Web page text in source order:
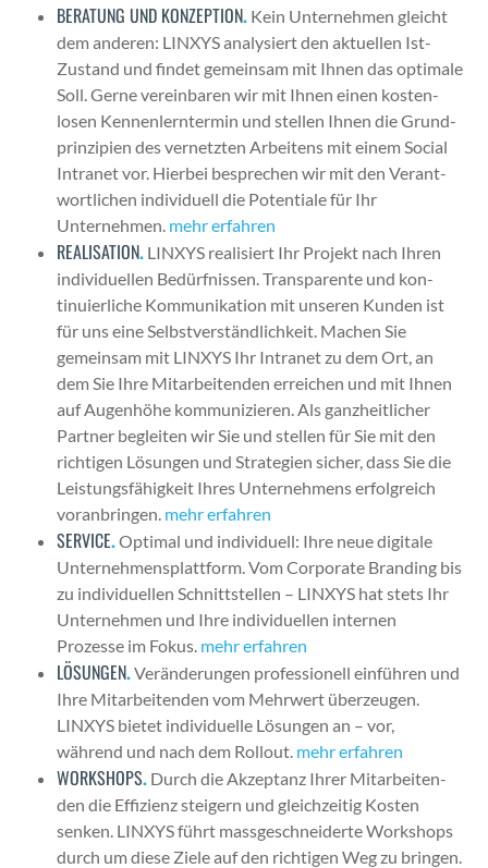
BERATUNG UND KONZEPTION. Kein Unternehmen gle­icht
dem anderen: LINXYS analysiert den aktuellen Ist-
Zus­tand und find­et gemein­sam mit Ihnen das opti­male
Soll. Gerne vere­in­baren wir mit Ihnen einen kosten­
losen Ken­nen­lern­ter­min und stellen Ihnen die Grund­
prinzip­i­en des ver­net­zten Arbeit­ens mit einem Social
Intranet vor. Hier­bei besprechen wir mit den Ver­ant­
wortlichen indi­vidu­ell die Poten­tiale für Ihr
Unternehmen. mehr erfahren
REALISATION. LINXYS real­isiert Ihr Pro­jekt nach Ihren
indi­vidu­ellen Bedürfnis­sen. Trans­par­ente und kon­
tinuier­liche Kom­mu­nika­tion mit unseren Kun­den ist
für uns eine Selb­stver­ständlichkeit. Machen Sie
gemein­sam mit LINXYS Ihr Intranet zu dem Ort, an
dem Sie Ihre Mitar­bei­t­en­den erre­ichen und mit Ihnen
auf Augen­höhe kom­mu­nizieren. Als ganzheitlich­er
Part­ner begleit­en wir Sie und stellen für Sie mit den
richti­gen Lösun­gen und Strate­gien sich­er, dass Sie die
Leis­tungs­fähigkeit Ihres Unternehmens erfol­gre­ich
voran­brin­gen. mehr erfahren
SERVICE.Opti­mal und indi­vidu­ell: Ihre neue dig­i­tale
Unternehmen­splat­tform. Vom Cor­po­rate Brand­ing bis
zu indi­vidu­ellen Schnittstellen – LINXYS hat stets Ihr
Unternehmen und Ihre indi­vidu­ellen inter­nen
Prozesse im Fokus. mehr erfahren
LÖSUNGEN.Verän­derun­gen pro­fes­sionell ein­führen und
Ihre Mitar­bei­t­en­den vom Mehrw­ert überzeu­gen.
LINXYS bietet indi­vidu­elle Lösun­gen an – vor,
während und nach dem Roll­out. mehr erfahren
WORKSHOPS. Durch die Akzep­tanz Ihrer Mitar­bei­t­en­
den die Effizienz steigern und gle­ichzeit­ig Kosten
senken. LINXYS führt mass­geschnei­derte Work­shops
durch um diese Ziele auf den richti­gen Weg zu brin­gen.